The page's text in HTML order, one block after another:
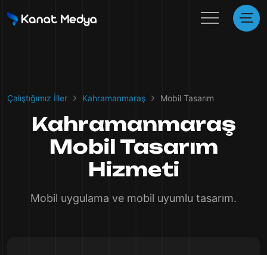
Çalıştığımız İller Kahramanmaraş Mobil Tasarım
Kahramanmaraş
Mobil Tasarım
Hizmeti
Mobil uygulama ve mobil uyumlu tasarım.